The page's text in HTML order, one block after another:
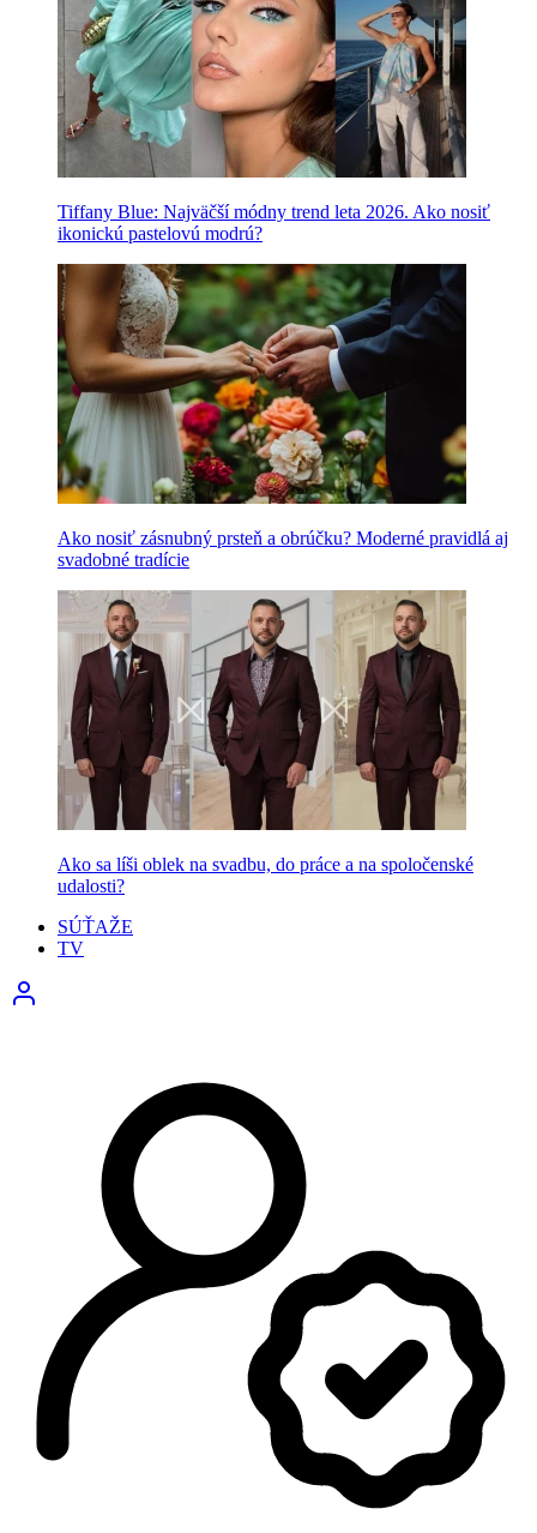
Tiffany Blue: Najväčší módny trend leta 2026. Ako nosiť
ikonickú pastelovú modrú?
Ako nosiť zásnubný prsteň a obrúčku? Moderné pravidlá aj
svadobné tradície
Ako sa líši oblek na svadbu, do práce a na spoločenské
udalosti?
SÚŤAŽE
TV